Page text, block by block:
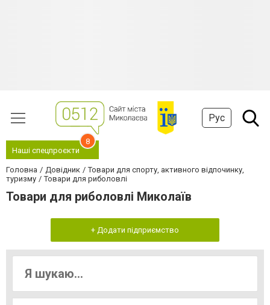
Рус
Наші спецпроєкти
8
Головна Довідник
Товари для спорту, активного відпочинку,
туризму
Товари для риболовлі
Товари для риболовлі Миколаїв
+ Додати підприємство